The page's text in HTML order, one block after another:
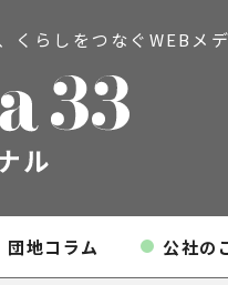
くらしをつなぐWEBメ
団地コラム 公社の